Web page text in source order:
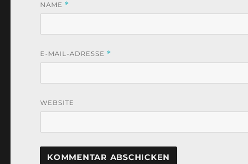
NAME *
E-MAIL-ADRESSE *
WEBSITE